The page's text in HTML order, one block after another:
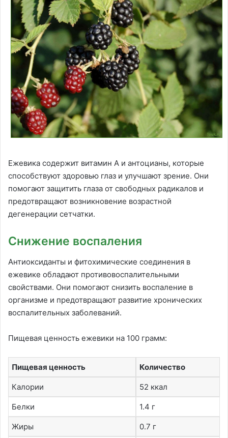
Ежевика содержит витамин A и антоцианы, которые
способствуют здоровью глаз и улучшают зрение. Они
помогают защитить глаза от свободных радикалов и
предотвращают возникновение возрастной
дегенерации сетчатки.
Снижение воспаления
Антиоксиданты и фитохимические соединения в
ежевике обладают противовоспалительными
свойствами. Они помогают снизить воспаление в
организме и предотвращают развитие хронических
воспалительных заболеваний.
Пищевая ценность ежевики на 100 грамм:
Пищевая ценность Количество
Калории 52 ккал
Белки 1.4 г
Жиры 0.7 г